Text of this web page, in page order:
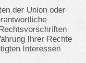
der Union oder
Ihrer Rechte
Interessen